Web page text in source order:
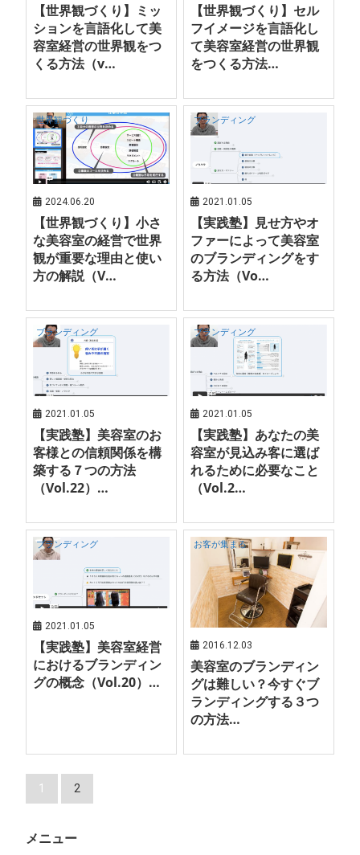
【世界観づくり】ミッ
ションを言語化して美
容室経営の世界観をつ
くる方法（v…
【世界観づくり】セル
フイメージを言語化し
て美容室経営の世界観
をつくる方法…
世界観づくり
2024.06.20
【世界観づくり】小さ
な美容室の経営で世界
観が重要な理由と使い
方の解説（V…
ブランディング
2021.01.05
【実践塾】見せ方やオ
ファーによって美容室
のブランディングをす
る方法（Vo…
ブランディング
2021.01.05
【実践塾】美容室のお
客様との信頼関係を構
築する７つの方法
（Vol.22）…
ブランディング
2021.01.05
【実践塾】あなたの美
容室が見込み客に選ば
れるために必要なこと
（Vol.2…
ブランディング
2021.01.05
【実践塾】美容室経営
におけるブランディン
グの概念（Vol.20）…
お客が集まる
2016.12.03
美容室のブランディン
グは難しい？今すぐブ
ランディングする３つ
の方法…
1 2
メニュー